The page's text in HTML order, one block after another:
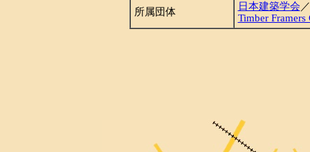
所属団体 日本建築学会 ／
Timber Framers